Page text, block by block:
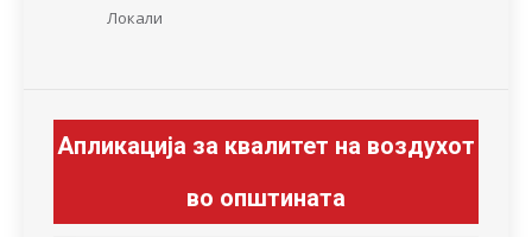
Локали
Апликација за квалитет на воздухот
во општината